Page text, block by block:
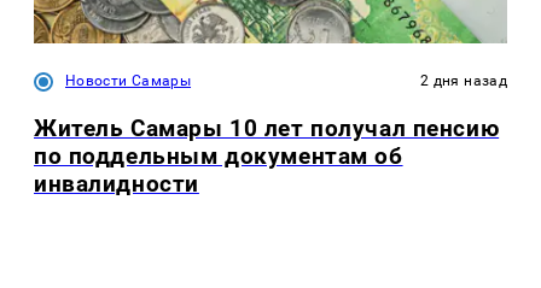
Новости Самары 2 дня назад
Житель Самары 10 лет получал пенсию
по поддельным документам об
инвалидности